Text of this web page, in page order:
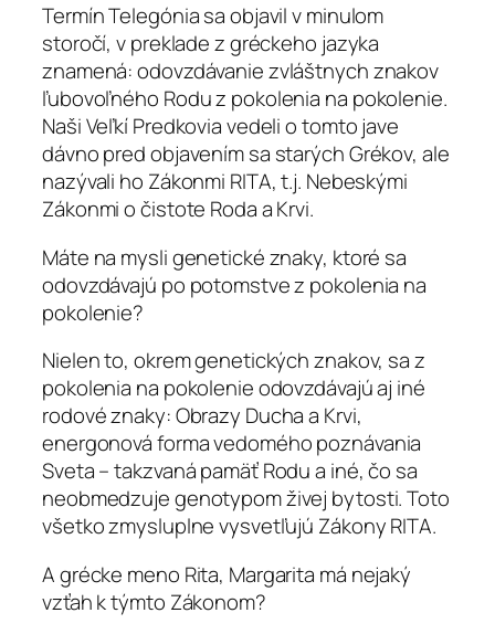
Termín Telegónia sa objavil v minulom
storočí, v preklade z gréckeho jazyka
znamená: odovzdávanie zvláštnych znakov
ľubovoľného Rodu z pokolenia na pokolenie.
Naši Veľkí Predkovia vedeli o tomto jave
dávno pred objavením sa starých Grékov, ale
nazývali ho Zákonmi RITA, t.j. Nebeskými
Zákonmi o čistote Roda a Krvi.
Máte na mysli genetické znaky, ktoré sa
odovzdávajú po potomstve z pokolenia na
pokolenie?
Nielen to, okrem genetických znakov, sa z
pokolenia na pokolenie odovzdávajú aj iné
rodové znaky: Obrazy Ducha a Krvi,
energonová forma vedomého poznávania
Sveta – takzvaná pamäť Rodu a iné, čo sa
neobmedzuje genotypom živej bytosti. Toto
všetko zmysluplne vysvetľujú Zákony RITA.
A grécke meno Rita, Margarita má nejaký
vzťah k týmto Zákonom?